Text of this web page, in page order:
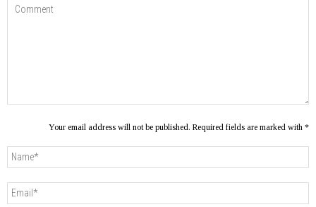
Your email address will not be published. Required fields are marked with *